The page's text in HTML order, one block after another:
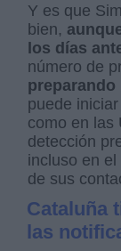
Y es que
bien,
los días
número de
preparando
puede
como en las
detección
incluso en
de sus
Cataluña
las